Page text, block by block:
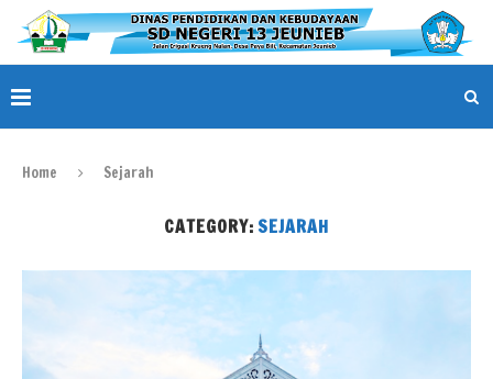
Home Sejarah
CATEGORY: SEJARAH